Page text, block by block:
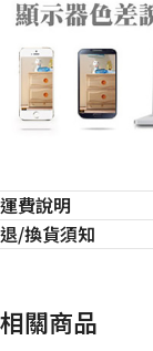
運費說明
退/換貨須知
相關商品